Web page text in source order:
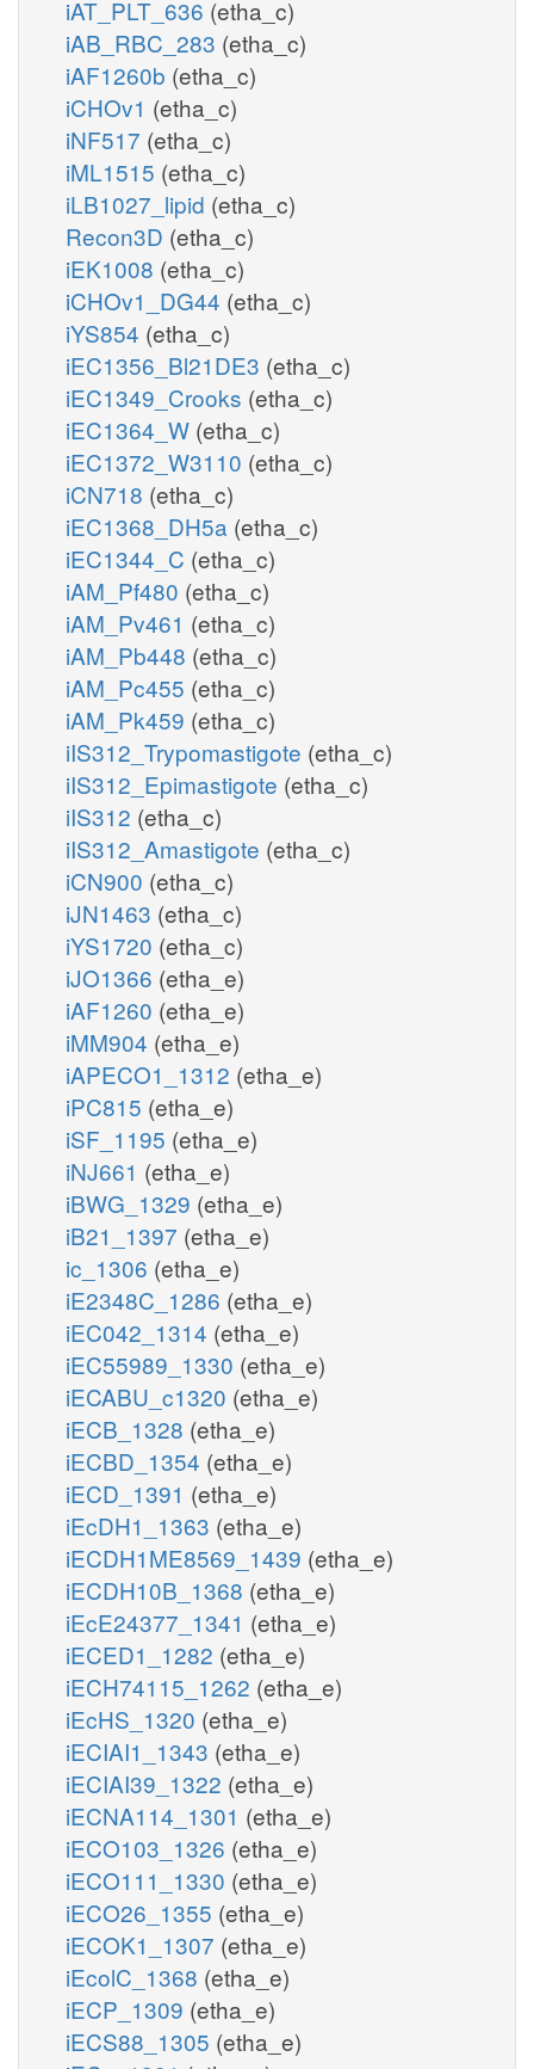
iAT_PLT_636 (etha_c)
iAB_RBC_283 (etha_c)
iAF1260b (etha_c)
iCHOv1 (etha_c)
iNF517 (etha_c)
iML1515 (etha_c)
iLB1027_lipid (etha_c)
Recon3D (etha_c)
iEK1008 (etha_c)
iCHOv1_DG44 (etha_c)
iYS854 (etha_c)
iEC1356_Bl21DE3 (etha_c)
iEC1349_Crooks (etha_c)
iEC1364_W (etha_c)
iEC1372_W3110 (etha_c)
iCN718 (etha_c)
iEC1368_DH5a (etha_c)
iEC1344_C (etha_c)
iAM_Pf480 (etha_c)
iAM_Pv461 (etha_c)
iAM_Pb448 (etha_c)
iAM_Pc455 (etha_c)
iAM_Pk459 (etha_c)
iIS312_Trypomastigote (etha_c)
iIS312_Epimastigote (etha_c)
iIS312 (etha_c)
iIS312_Amastigote (etha_c)
iCN900 (etha_c)
iJN1463 (etha_c)
iYS1720 (etha_c)
iJO1366 (etha_e)
iAF1260 (etha_e)
iMM904 (etha_e)
iAPECO1_1312 (etha_e)
iPC815 (etha_e)
iSF_1195 (etha_e)
iNJ661 (etha_e)
iBWG_1329 (etha_e)
iB21_1397 (etha_e)
ic_1306 (etha_e)
iE2348C_1286 (etha_e)
iEC042_1314 (etha_e)
iEC55989_1330 (etha_e)
iECABU_c1320 (etha_e)
iECB_1328 (etha_e)
iECBD_1354 (etha_e)
iECD_1391 (etha_e)
iEcDH1_1363 (etha_e)
iECDH1ME8569_1439 (etha_e)
iECDH10B_1368 (etha_e)
iEcE24377_1341 (etha_e)
iECED1_1282 (etha_e)
iECH74115_1262 (etha_e)
iEcHS_1320 (etha_e)
iECIAI1_1343 (etha_e)
iECIAI39_1322 (etha_e)
iECNA114_1301 (etha_e)
iECO103_1326 (etha_e)
iECO111_1330 (etha_e)
iECO26_1355 (etha_e)
iECOK1_1307 (etha_e)
iEcolC_1368 (etha_e)
iECP_1309 (etha_e)
iECS88_1305 (etha_e)